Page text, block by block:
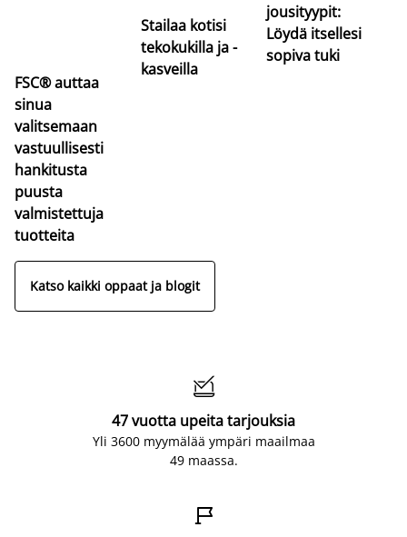
FSC® auttaa
sinua
valitsemaan
vastuullisesti
hankitusta
puusta
valmistettuja
tuotteita
Stailaa kotisi
tekokukilla ja -
kasveilla
jousityypit:
Löydä itsellesi
sopiva tuki
Katso kaikki oppaat ja blogit

47 vuotta upeita tarjouksia
Yli 3600 myymälää ympäri maailmaa
49 maassa.
